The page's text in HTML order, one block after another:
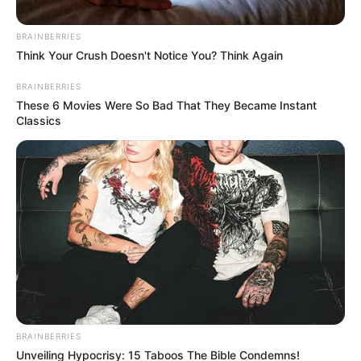
Policía Nacional
A la cárcel subintendente de la Policía señalado de
facilitar millonario hurto a joyería en Bucaramanga.
Por: Edna Catalina Porras Pico
Noviembre 11, 2025
BRAINBERRIES
Think Your Crush Doesn't Notice You? Think Again
BRAINBERRIES
These 6 Movies Were So Bad That They Became Instant
Classics
BRAINBERRIES
Unveiling Hypocrisy: 15 Taboos The Bible Condemns!